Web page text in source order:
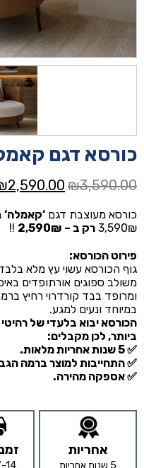
כורסא דגם
₪3,590.00
המחיר
היה:
2,590.00
כורסא מעוצבת דגם ‘קאמלה‘
3,590₪ רק ב – 2,590₪ !!
פירוט הכורסא:
גוף הכורסא עשוי עץ מלא
משולב ספוגים אורתופדים
ומרופד בבד קורדרוי רחיץ
במיוחד ונעים למגע.
הכורסא יבוא בלעדי של
ביותר, לכן מקבלים:
✅ 5 שנות אחריות מלאות.
✅ התחייבות למוצר ברמה
✅ אספקה מהירה.
אחריות
5 שנות אחריות 7-14 ימי